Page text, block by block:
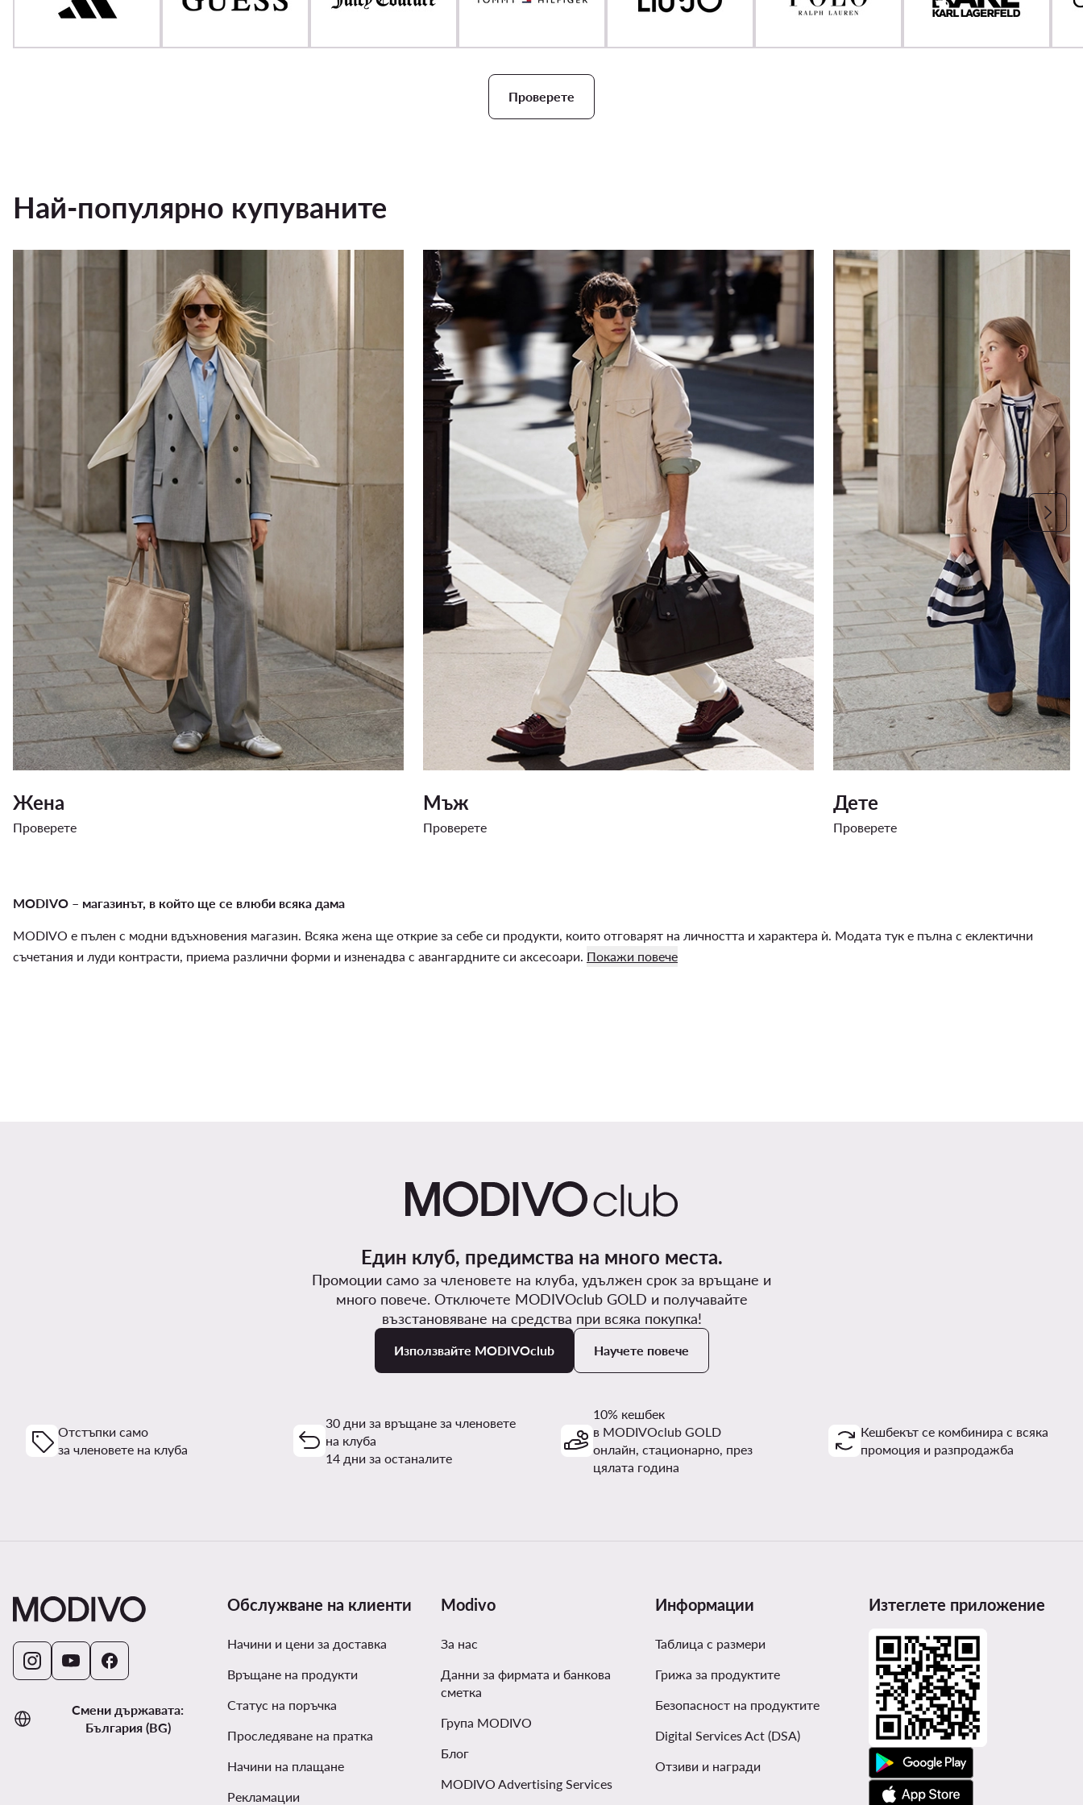
Проверете
Най-популярно купуваните
Жена
Проверете
Мъж
Проверете
Дете
Проверете
MODIVO – магазинът, в който ще се влюби всяка дама
MODIVO е пълен с модни вдъхновения магазин. Всяка жена ще открие за себе си продукти, които отговарят на личността и характера ѝ. Модата тук е пълна с еклектични
съчетания и луди контрасти, приема различни форми и изненадва с авангардните си аксесоари. Покажи повече
Един клуб, предимства на много места.
Промоции само за членовете на клуба, удължен срок за връщане и
много повече. Отключете MODIVOclub GOLD и получавайте
възстановяване на средства при всяка покупка!
Използвайте MODIVOclub Научете повече
Отстъпки само
за членовете на клуба
30 дни за връщане за членовете
на клуба
14 дни за останалите
10% кешбек
в MODIVOclub GOLD
онлайн, стационарно, през
цялата година
Кешбекът се комбинира с всяка
промоция и разпродажба
Смени държавата:
България (BG)
Обслужване на клиенти
Начини и цени за доставка
Връщане на продукти
Статус на поръчка
Проследяване на пратка
Начини на плащане
Рекламации
Modivo
За нас
Данни за фирмата и банкова
сметка
Група MODIVO
Блог
MODIVO Advertising Services
Информации
Таблица с размери
Грижа за продуктите
Безопасност на продуктите
Digital Services Act (DSA)
Отзиви и награди
Изтеглете приложение